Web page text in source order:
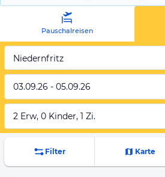
Pauschalreisen
Niedernfritz
03.09.26 - 05.09.26
2 Erw, 0 Kinder, 1 Zi.
Filter Karte